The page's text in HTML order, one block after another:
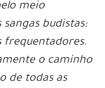
meio
budistas:
frequentadores.
o caminho
de todas as